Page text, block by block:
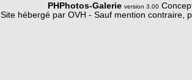
PHPhotos-Galerie version 3.00
Site hébergé par OVH - Sauf mention contraire,